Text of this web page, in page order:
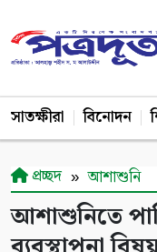
সাতক্ষীরা বিনোদন
প্রচ্ছদ আশাশুনি
আশাশুনিতে